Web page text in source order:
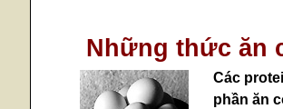
Những thức ăn
Các
phần ăn